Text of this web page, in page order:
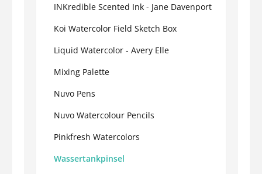
INKredible Scented Ink - Jane Davenport
Koi Watercolor Field Sketch Box
Liquid Watercolor - Avery Elle
Mixing Palette
Nuvo Pens
Nuvo Watercolour Pencils
Pinkfresh Watercolors
Wassertankpinsel